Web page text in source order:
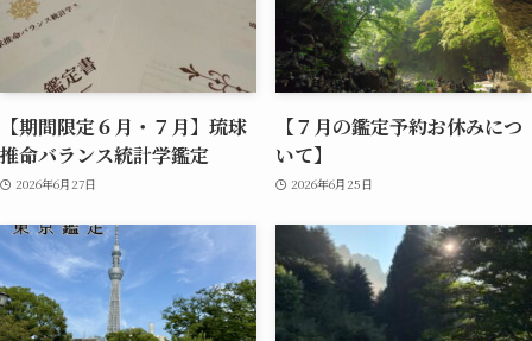
【期間限定６月・７月】琉球
推命バランス統計学鑑定
2026年6月27日
【７月の鑑定予約お休みにつ
いて】
2026年6月25日